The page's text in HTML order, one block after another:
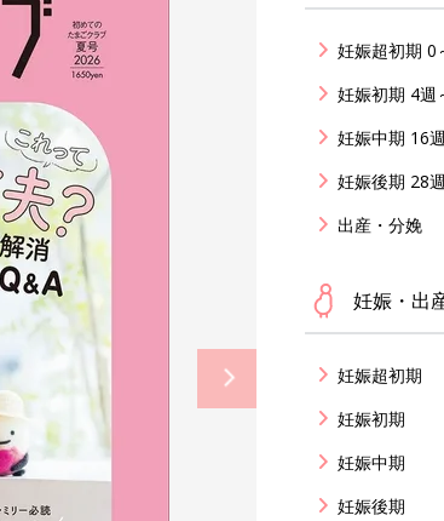
妊娠超初期 0
妊娠初期 4週
妊娠中期 16
妊娠後期 28
出産・分娩
妊娠・出
妊娠超初期
妊娠初期
妊娠中期
妊娠後期